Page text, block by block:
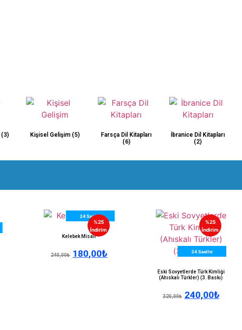
(3) Kişisel Gelişim (5)
Farsça Dil Kitapları
(6)
İbranice Dil Kitapları
(2)
24 Saatte
Kargo
%25
İndirim
Kelebek Misali
240,00₺ 180,00₺ 24 Saatte
%25
İndirim
Eski Sovyetlerde Türk Kimliği
(Ahıskalı Türkler) (3. Baskı)
320,00₺ 240,00₺